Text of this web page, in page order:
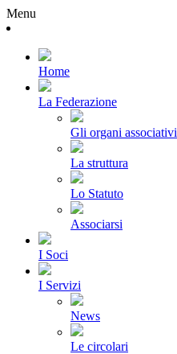
Menu
Home
La Federazione
Gli organi associativi
La struttura
Lo Statuto
Associarsi
I Soci
I Servizi
News
Le circolari